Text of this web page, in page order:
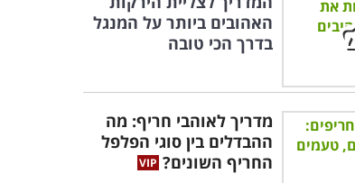
האהובים ביותר על המנגל
בדרך הכי טובה
מדריך לאוהבי חריף: מה
ההבדלים בין סוגי הפלפל
החריף השונים?